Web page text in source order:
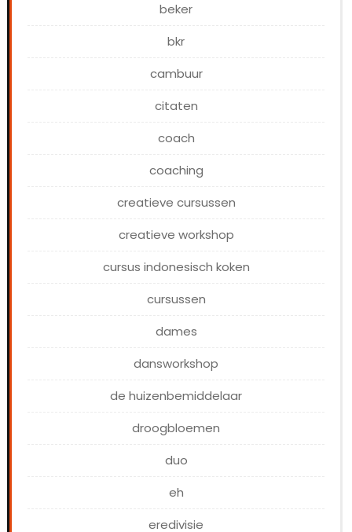
beker
bkr
cambuur
citaten
coach
coaching
creatieve cursussen
creatieve workshop
cursus indonesisch koken
cursussen
dames
dansworkshop
de huizenbemiddelaar
droogbloemen
duo
eh
eredivisie